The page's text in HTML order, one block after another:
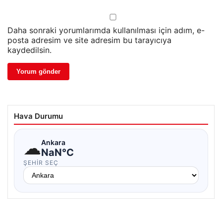
Daha sonraki yorumlarımda kullanılması için adım, e-
posta adresim ve site adresim bu tarayıcıya
kaydedilsin.
Hava Durumu
☁Ankara
NaN°C
ŞEHIR SEÇ